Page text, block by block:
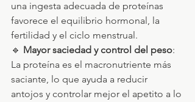
una ingesta adecuada de proteínas
favorece el equilibrio hormonal, la
fertilidad y el ciclo menstrual.
🔹 Mayor saciedad y control del peso:
La proteína es el macronutriente más
saciante, lo que ayuda a reducir
antojos y controlar mejor el apetito a lo